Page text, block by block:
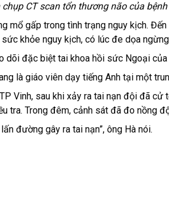
chụp CT scan tổn thương não của bệnh
mổ gấp trong tình trạng nguy kịch.
khỏe nguy kịch, có lúc đe dọa
dõi đặc biệt tai khoa hồi sức Ngoại của
là giáo viên dạy tiếng Anh tại một
Vinh, sau khi xảy ra tai nạn đội đã
tra. Trong đêm, cảnh sát đã đo nồng
đường gây ra tai nạn”, ông Hà nói.